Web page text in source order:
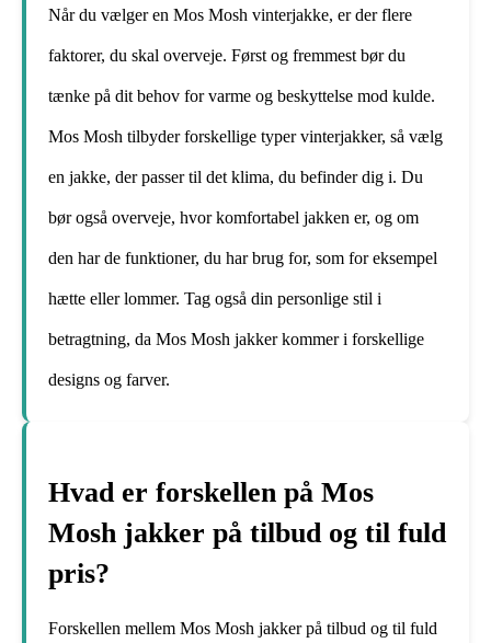
Når du vælger en Mos Mosh vinterjakke, er der flere
faktorer, du skal overveje. Først og fremmest bør du
tænke på dit behov for varme og beskyttelse mod kulde.
Mos Mosh tilbyder forskellige typer vinterjakker, så vælg
en jakke, der passer til det klima, du befinder dig i. Du
bør også overveje, hvor komfortabel jakken er, og om
den har de funktioner, du har brug for, som for eksempel
hætte eller lommer. Tag også din personlige stil i
betragtning, da Mos Mosh jakker kommer i forskellige
designs og farver.
Hvad er forskellen på Mos
Mosh jakker på tilbud og til fuld
pris?
Forskellen mellem Mos Mosh jakker på tilbud og til fuld